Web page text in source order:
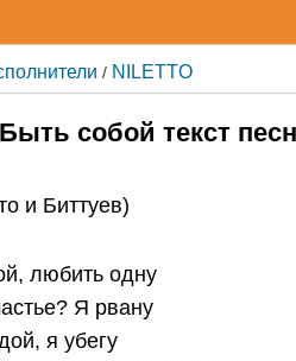
/ NILETTO
собой текст
и Биттуев)
, любить одну
Я рвану
я убегу